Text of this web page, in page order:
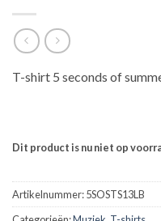
T-shirt 5 seconds of
Dit product is nu niet op
Artikelnummer:5SOSTS13LB